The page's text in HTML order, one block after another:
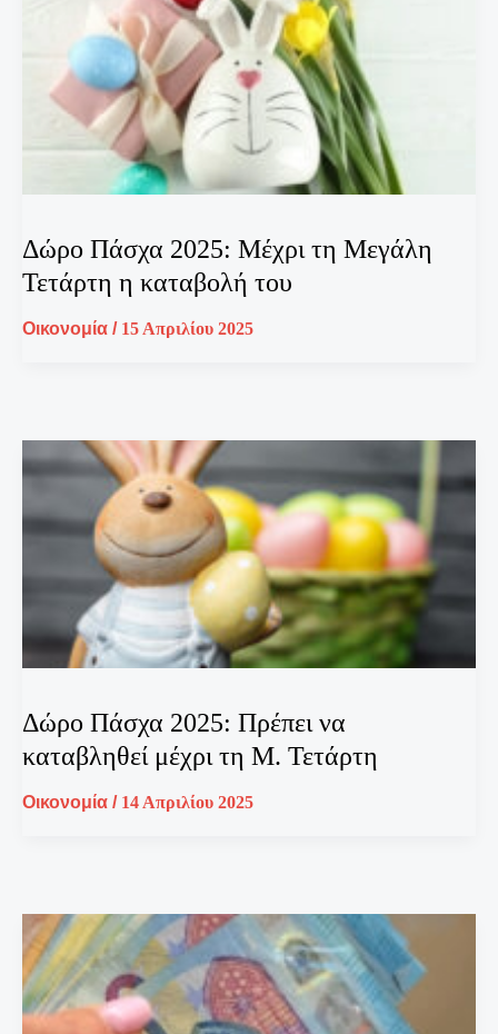
Δώρο Πάσχα 2025: Μέχρι τη Μεγάλη
Τετάρτη η καταβολή του
Οικονομία / 15 Απριλίου 2025
Δώρο Πάσχα 2025: Πρέπει να
καταβληθεί μέχρι τη Μ. Τετάρτη
Οικονομία / 14 Απριλίου 2025